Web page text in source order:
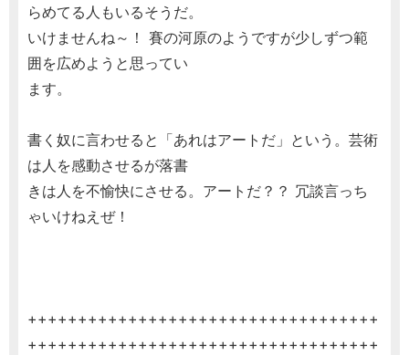
らめてる人もいるそうだ。
いけませんね～！ 賽の河原のようですが少しずつ範
囲を広めようと思ってい
ます。
書く奴に言わせると「あれはアートだ」という。芸術
は人を感動させるが落書
きは人を不愉快にさせる。アートだ？？ 冗談言っち
ゃいけねえぜ！
+++++++++++++++++++++++++++++++++++
+++++++++++++++++++++++++++++++++++